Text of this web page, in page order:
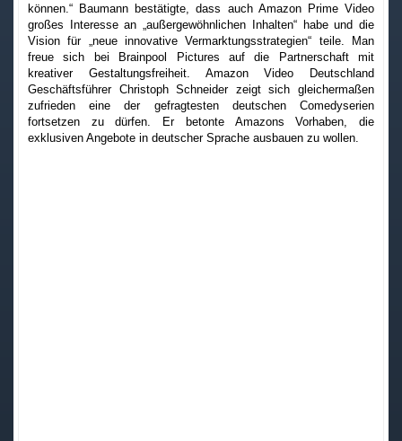
können.“ Baumann bestätigte, dass auch Amazon Prime Video
großes Interesse an „außergewöhnlichen Inhalten“ habe und die
Vision für „neue innovative Vermarktungsstrategien“ teile. Man
freue sich bei Brainpool Pictures auf die Partnerschaft mit
kreativer Gestaltungsfreiheit. Amazon Video Deutschland
Geschäftsführer Christoph Schneider zeigt sich gleichermaßen
zufrieden eine der gefragtesten deutschen Comedyserien
fortsetzen zu dürfen. Er betonte Amazons Vorhaben, die
exklusiven Angebote in deutscher Sprache ausbauen zu wollen.